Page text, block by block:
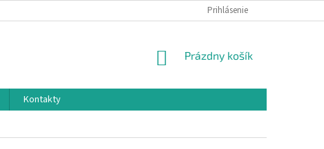
Prihlásenie
NÁKUPNÝ
Prázdny košík
Kontakty